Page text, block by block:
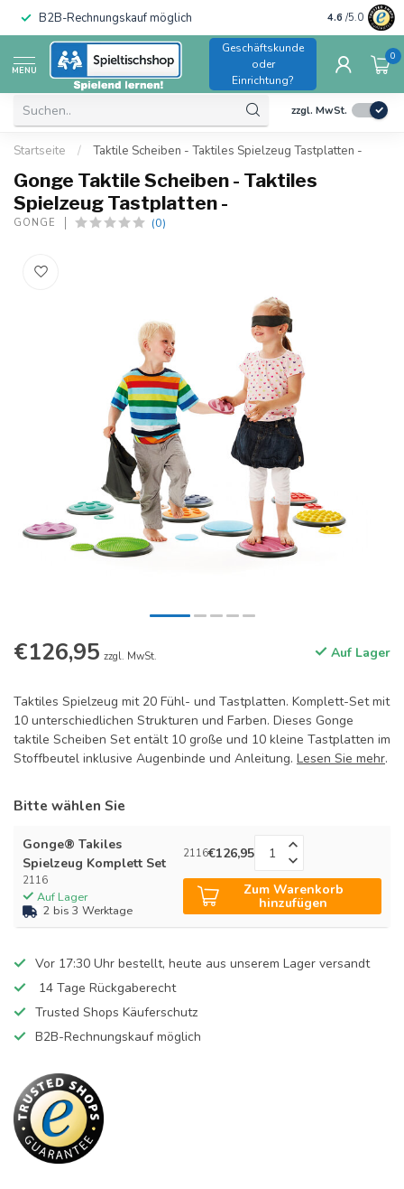
B2B-Rechnungskauf möglich 4.6 /5.0
MENU
Geschäftskunde
oder
Einrichtung?
0
zzgl. MwSt.
Startseite / Taktile Scheiben - Taktiles Spielzeug Tastplatten -
Gonge Taktile Scheiben - Taktiles
Spielzeug Tastplatten -
GONGE (0)
€126,95 zzgl. MwSt. Auf Lager
Taktiles Spielzeug mit 20 Fühl- und Tastplatten. Komplett-Set mit
10 unterschiedlichen Strukturen und Farben. Dieses Gonge
taktile Scheiben Set entält 10 große und 10 kleine Tastplatten im
Stoffbeutel inklusive Augenbinde und Anleitung. Lesen Sie mehr.
Bitte wählen Sie
Gonge® Takiles
Spielzeug Komplett Set
2116
Auf Lager
2 bis 3 Werktage
2116€126,95
Zum Warenkorb
hinzufügen
Vor 17:30 Uhr bestellt, heute aus unserem Lager versandt
14 Tage Rückgaberecht
Trusted Shops Käuferschutz
B2B-Rechnungskauf möglich